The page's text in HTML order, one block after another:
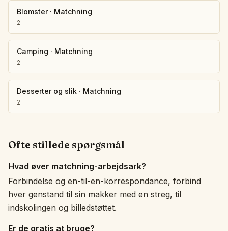
Blomster· Matchning
2
Camping · Matchning
2
Desserter og slik · Matchning
2
Ofte stillede spørgsmål
Hvad øver matchning-arbejdsark?
Forbindelse og en-til-en-korrespondance, forbind
hver genstand til sin makker med en streg, til
indskolingen og billedstøttet.
Er de gratis at bruge?